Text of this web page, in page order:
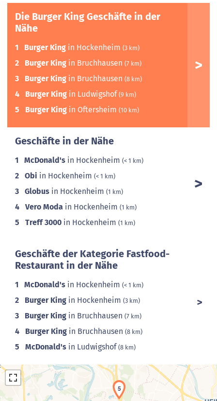
Die Burger King Geschäfte in der
Nähe
1 Burger King in Hockenheim (3 km)
2 Burger King in Bruchhausen (7 km)
3 Burger King in Bruchhausen (8 km)
4 Burger King in Ludwigshof (9 km)
5 Burger King in Oftersheim (10 km)
Geschäfte in der Nähe
1 McDonald's in Hockenheim (< 1 km)
2 Obi in Hockenheim (< 1 km)
3 Globus in Hockenheim (1 km)
4 Vero Moda in Hockenheim (1 km)
5 Treff 3000 in Hockenheim (1 km)
Geschäfte der Kategorie Fastfood-
Restaurant in der Nähe
1 McDonald's in Hockenheim (< 1 km)
2 Burger King in Hockenheim (3 km)
3 Burger King in Bruchhausen (7 km)
4 Burger King in Bruchhausen (8 km)
5 McDonald's in Ludwigshof(8 km)
5